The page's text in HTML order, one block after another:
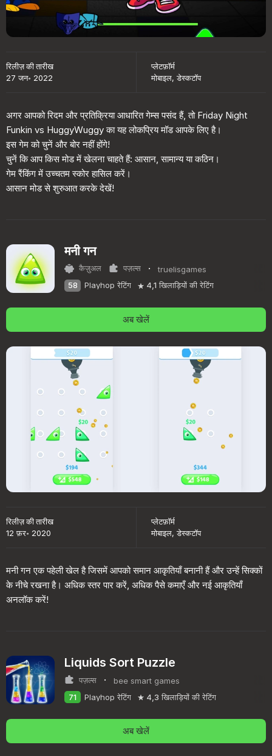
रिलीज़ की तारीख
27 जन॰ 2022
प्लेटफ़ॉर्म
मोबाइल, डेस्कटॉप
अगर आपको रिदम और प्रतिक्रिया आधारित गेम्स पसंद हैं, तो Friday Night
Funkin vs HuggyWuggy का यह लोकप्रिय मॉड आपके लिए है।
इस गेम को चुनें और बोर नहीं होंगे!
चुनें कि आप किस मोड में खेलना चाहते हैं: आसान, सामान्य या कठिन।
गेम रैंकिंग में उच्चतम स्कोर हासिल करें।
आसान मोड से शुरुआत करके देखें!
मनी गन
कैज़ुअल पज़ल्स ·
truelisgames
58
Playhop रेटिंग 4,1 खिलाड़ियों की रेटिंग
अब खेलें
रिलीज़ की तारीख
12 फ़र॰ 2020
प्लेटफ़ॉर्म
मोबाइल, डेस्कटॉप
मनी गन एक पहेली खेल है जिसमें आपको समान आकृतियाँ बनानी हैं और उन्हें सिक्कों
के नीचे रखना है। अधिक स्तर पार करें, अधिक पैसे कमाएँ और नई आकृतियाँ
अनलॉक करें!
Liquids Sort Puzzle
पज़ल्स ·
bee smart games
71
Playhop रेटिंग 4,3 खिलाड़ियों की रेटिंग
अब खेलें